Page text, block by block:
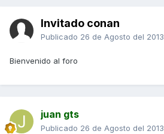
Invitado conan
Publicado 26 de Agosto del 2013
Bienvenido al foro
juan gts
Publicado 26 de Agosto del 2013